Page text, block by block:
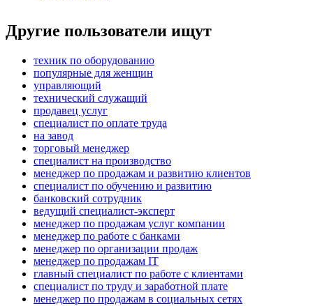
Другие пользователи ищут
техник по оборудованию
популярные для женщин
управляющий
технический служащий
продавец услуг
специалист по оплате труда
на завод
торговый менеджер
специалист на производство
менеджер по продажам и развитию клиентов
специалист по обучению и развитию
банковский сотрудник
ведущий специалист-эксперт
менеджер по продажам услуг компании
менеджер по работе с банками
менеджер по организации продаж
менеджер по продажам IT
главный специалист по работе с клиентами
специалист по труду и заработной плате
менеджер по продажам в социальных сетях